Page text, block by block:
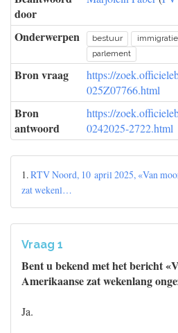
door
Onderwerpen bestuur immigratie
parlement
Bron vraag
https://
025Z07766.html
Bron
antwoord
https://
0242025-2722.html
1.RTV Noord, 10 april 2025, «Van
zat wekenl…
Vraag 1
Bent u bekend met het bericht
Amerikaanse zat wekenlang
Ja.